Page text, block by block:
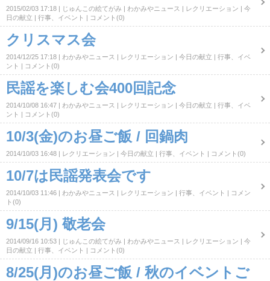
2015/02/03 17:18 じゅんこの絵てがみ わかみやニュース レクリエーション
今
日の献立
行事、イベント コメント(0)
クリスマス会
2014/12/25 17:18 わかみやニュース レクリエーション 今日の献立
行事、イベ
ント
コメント(0)
民謡を楽しむ会400回記念
2014/10/08 16:47 わかみやニュース レクリエーション 今日の献立
行事、イベ
ント
コメント(0)
10/3(金)のお昼ご飯 / 回鍋肉
2014/10/03 16:48 レクリエーション 今日の献立 行事、イベント コメント(0)
10/7は民謡発表会です
2014/10/03 11:46 わかみやニュース レクリエーション 行事、イベント
コメン
ト(0)
9/15(月) 敬老会
2014/09/16 10:53 じゅんこの絵てがみ わかみやニュース レクリエーション
今
日の献立
行事、イベント コメント(0)
8/25(月)のお昼ご飯 / 秋のイベントご